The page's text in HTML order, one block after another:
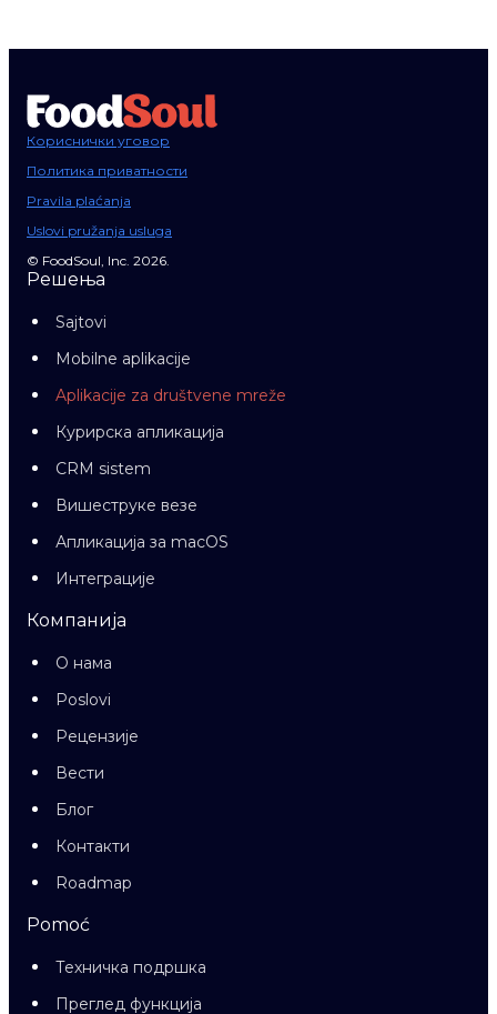
Кориснички уговор
Политика приватности
Pravila plaćanja
Uslovi pružanja usluga
© FoodSoul, Inc. 2026.
Решења
Sajtovi
Mobilne aplikacije
Aplikacije za društvene mreže
Курирска апликација
CRM sistem
Вишеструке везе
Апликација за macOS
Интеграције
Компанија
О нама
Poslovi
Рецензије
Вести
Блог
Контакти
Roadmap
Pomoć
Техничка подршка
Преглед функција